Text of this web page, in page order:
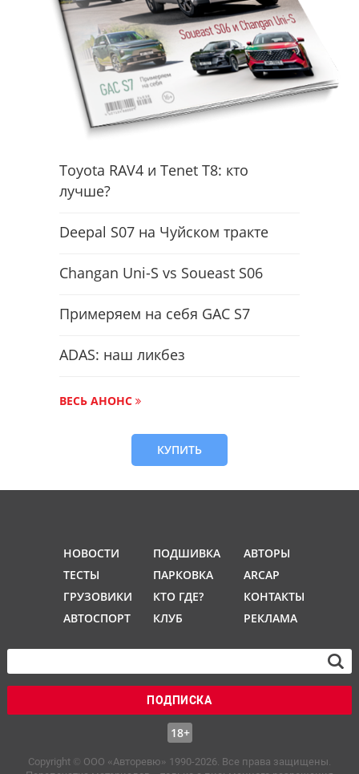
Toyota RAV4 и Tenet T8: кто
лучше?
Deepal S07 на Чуйском тракте
Changan Uni-S vs Soueast S06
Примеряем на себя GAC S7
ADAS: наш ликбез
ВЕСЬ АНОНС
КУПИТЬ
НОВОСТИ
ТЕСТЫ
ГРУЗОВИКИ
АВТОСПОРТ
ПОДШИВКА
ПАРКОВКА
КТО ГДЕ?
КЛУБ
АВТОРЫ
ARCAP
КОНТАКТЫ
РЕКЛАМА
ПОДПИСКА
18+
Copyright © OOO «Авторевю» 1990-2026. Все права защищены.